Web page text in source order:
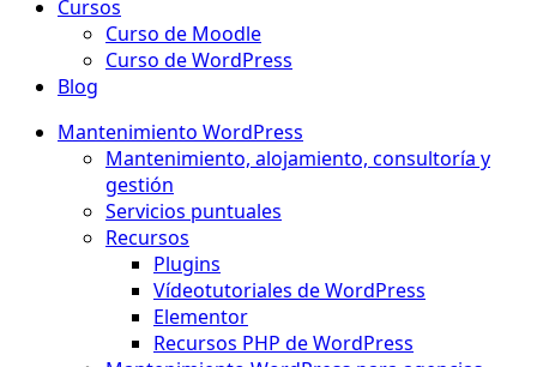
Cursos
Curso de Moodle
Curso de WordPress
Blog
Mantenimiento WordPress
Mantenimiento, alojamiento, consultoría y
gestión
Servicios puntuales
Recursos
Plugins
Vídeotutoriales de WordPress
Elementor
Recursos PHP de WordPress